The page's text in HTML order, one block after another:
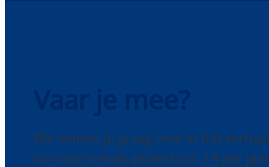
We nemen je graag mee in het
via onze e-mailupdates (ca. 14 per